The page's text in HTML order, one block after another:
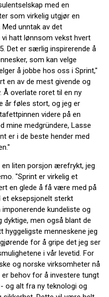
med en
som virkelig utgjør en
unntak av det
hatt lønnsom vekst hvert
Det er særlig inspirerende å
som kan velge
å jobbe hos oss i Sprint,"
en av de mest givende og
Å overlate roret til en ny
år føles stort, og jeg er
videre på en
mine medgründere, Lasse
er i de beste hender med
liten porsjon ærefrykt, jeg
"Sprint er virkelig et
en glede å få være med på
et eksepsjonelt sterkt
kundeliste og
men også blant de
menneskene jeg
for å gripe det jeg ser
i vår levetid. For
og norske virksomheter nå
behov for å investere tungt
og alt fra ny teknologi og